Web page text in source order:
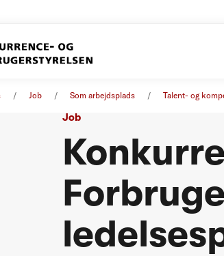
Job Som arbejdsplads Talent- og
Job